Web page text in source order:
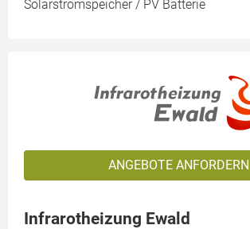
Solarstromspeicher / PV Batterie
ANGEBOTE ANFORDERN
Infrarotheizung Ewald